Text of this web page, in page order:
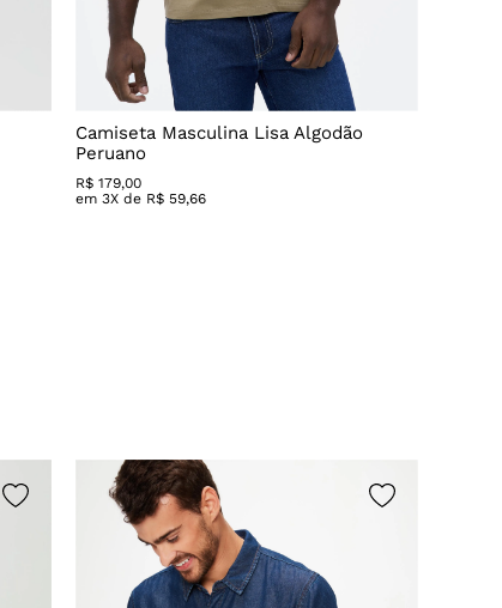
Camiseta Masculina Lisa Algodão
Peruano
R$ 179,00
em 3X de R$ 59,66